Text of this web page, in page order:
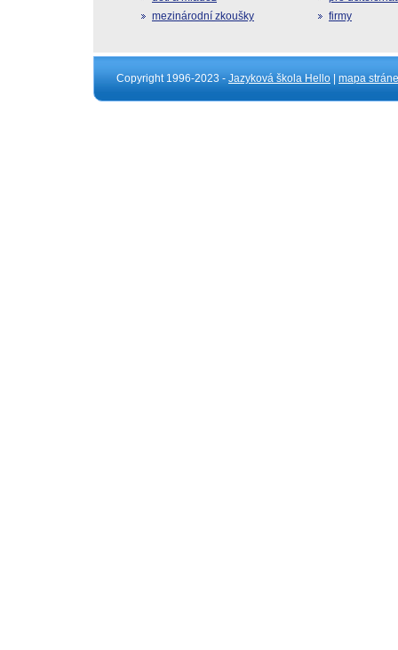
mezinárodní zkoušky
firmy
Copyright 1996-2023 - Jazyková škola Hello mapa